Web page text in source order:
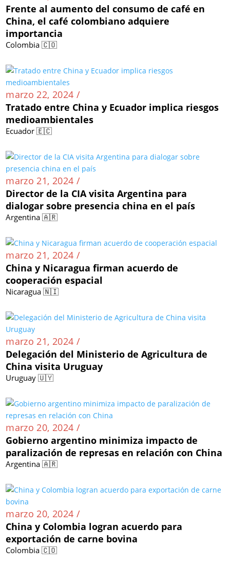
Frente al aumento del consumo de café en
China, el café colombiano adquiere
importancia
Colombia 🇨🇴
marzo 22, 2024 /
Tratado entre China y Ecuador implica riesgos
medioambientales
Ecuador 🇪🇨
marzo 21, 2024 /
Director de la CIA visita Argentina para
dialogar sobre presencia china en el país
Argentina 🇦🇷
marzo 21, 2024 /
China y Nicaragua firman acuerdo de
cooperación espacial
Nicaragua 🇳🇮
marzo 21, 2024 /
Delegación del Ministerio de Agricultura de
China visita Uruguay
Uruguay 🇺🇾
marzo 20, 2024 /
Gobierno argentino minimiza impacto de
paralización de represas en relación con China
Argentina 🇦🇷
marzo 20, 2024 /
China y Colombia logran acuerdo para
exportación de carne bovina
Colombia 🇨🇴